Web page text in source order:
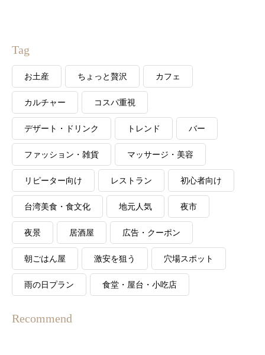
Tag
お土産 ちょっと贅沢 カフェ
カルチャー コスパ重視
デザート・ドリンク トレンド バー
ファッション・雑貨 マッサージ・美容
リピーター向け レストラン 初心者向け
台湾美食・食文化 地元人気 夜市
夜景 居酒屋 広告・クーポン
朝ごはん屋 激安を狙う 穴場スポット
雨の日プラン 食堂・屋台・小吃店
Recommend